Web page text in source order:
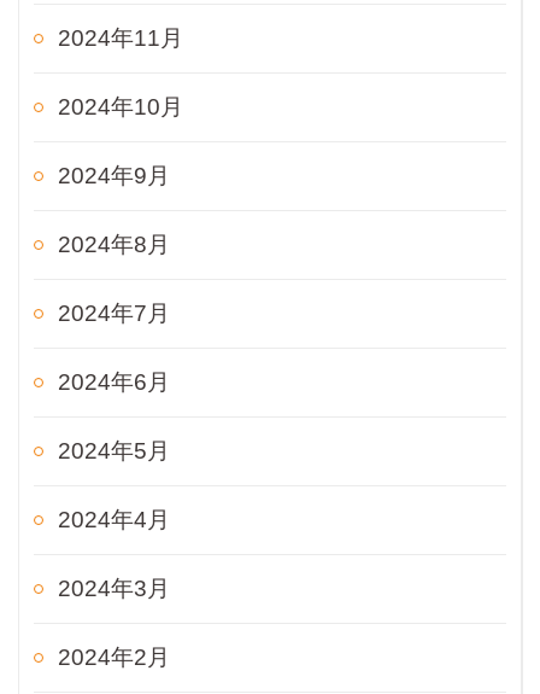
2024年11月
2024年10月
2024年9月
2024年8月
2024年7月
2024年6月
2024年5月
2024年4月
2024年3月
2024年2月